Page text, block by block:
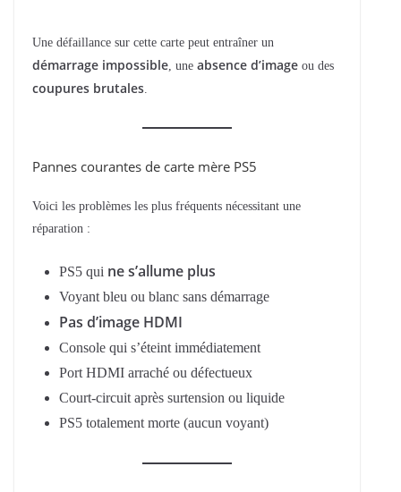
Une défaillance sur cette carte peut entraîner un
démarrage impossible, une absence d’image ou des
coupures brutales.
Pannes courantes de carte mère PS5
Voici les problèmes les plus fréquents nécessitant une
réparation :
PS5 qui ne s’allume plus
Voyant bleu ou blanc sans démarrage
Pas d’image HDMI
Console qui s’éteint immédiatement
Port HDMI arraché ou défectueux
Court-circuit après surtension ou liquide
PS5 totalement morte (aucun voyant)